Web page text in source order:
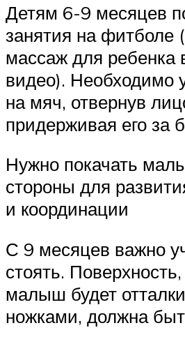
Детям 6-9 месяцев
занятия на фитболе
массаж для ребенка
видео). Необходимо
на мяч, отвернув
придерживая его за
Нужно покачать
стороны для
и координации
С 9 месяцев важно
стоять. Поверхность,
малыш будет
ножками, должна